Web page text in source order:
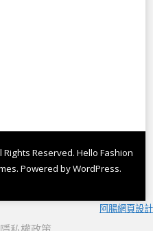
Rights Reserved. Hello Fashion
. Powered byWordPress.
阿腸網頁設計